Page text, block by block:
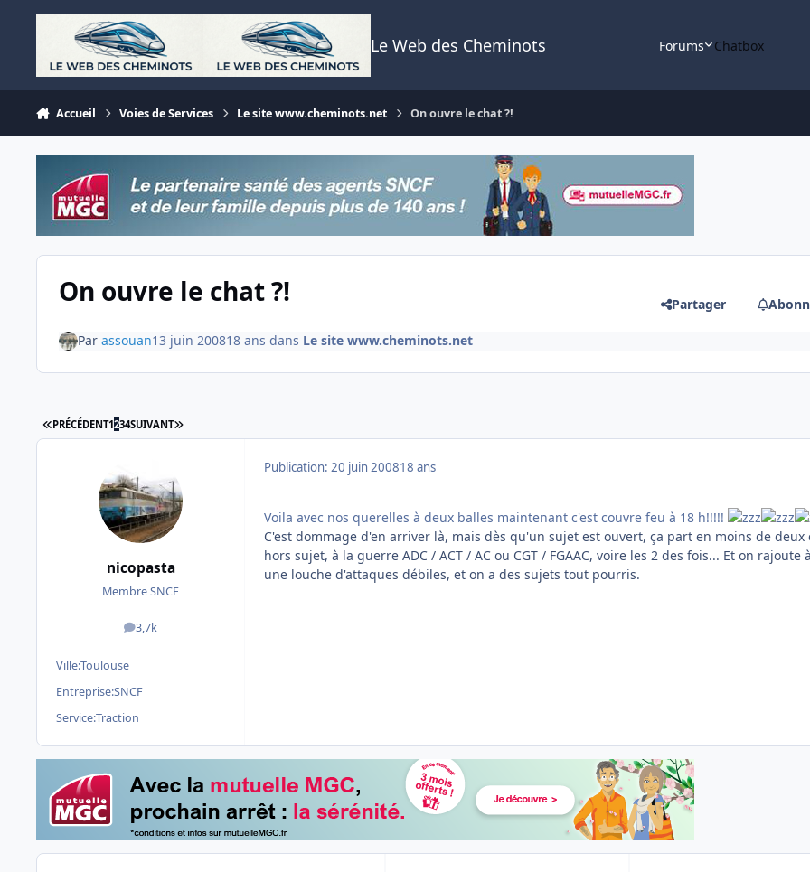
Aller au contenu
Le Web des Cheminots Forums Chatbox
Accueil Voies de Services Le site www.cheminots.net On ouvre le chat ?!
On ouvre le chat ?! Partager
Par assouan13 juin 200818 ans dans Le site www.cheminots.net
PREMIÈRE PAGE
PRÉCÉDENT1234SUIVANT DERNIÈRE PAGE
nicopasta
Membre SNCF
3,7k
messages
Ville:Toulouse
Entreprise:SNCF
Service:Traction
Publication: 20 juin 200818 ans
Voila avec nos querelles à deux balles maintenant c'est couvre feu à 18 h!!!!!
C'est dommage d'en arriver là, mais dès qu'un sujet est ouvert, ça part en moins de deux
hors sujet, à la guerre ADC / ACT / AC ou CGT / FGAAC, voire les 2 des fois... Et on rajoute
une louche d'attaques débiles, et on a des sujets tout pourris.